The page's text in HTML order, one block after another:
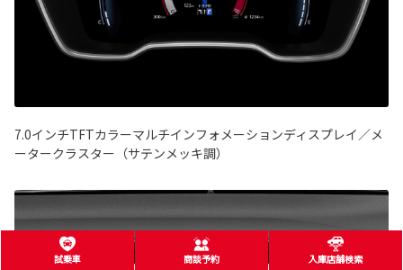
7.0インチTFTカラーマルチインフォメーションディスプレイ／メ
ータークラスター（サテンメッキ調）
試乗車 商談予約 入庫店舗検索